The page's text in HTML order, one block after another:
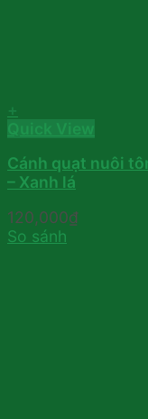
Cánh quạt nuôi
– Xanh lá
120,000₫
So sánh